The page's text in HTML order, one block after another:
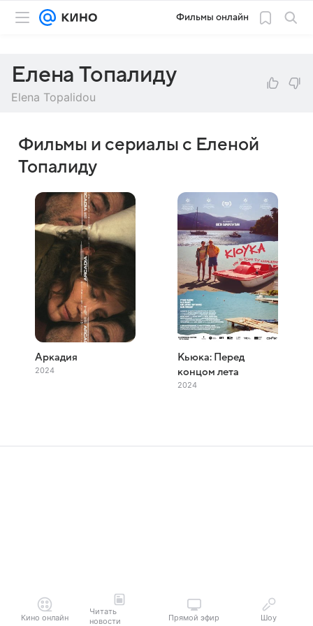
Фильмы онлайн
Елена Топалиду
Elena Topalidou
Фильмы и сериалы с Еленой
Топалиду
Аркадия
2024
Кьюка: Перед
концом лета
2024
Кино онлайн
Читать
новости
Прямой эфир Шоу